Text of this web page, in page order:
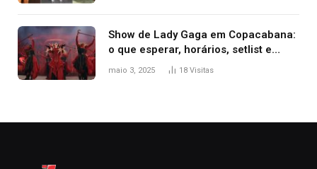
Show de Lady Gaga em Copacabana:
o que esperar, horários, setlist e
onde assistir
maio 3, 2025 18 Visitas